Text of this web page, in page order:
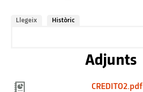
Llegeix Històric
Adjunts
CREDITO2.pdf